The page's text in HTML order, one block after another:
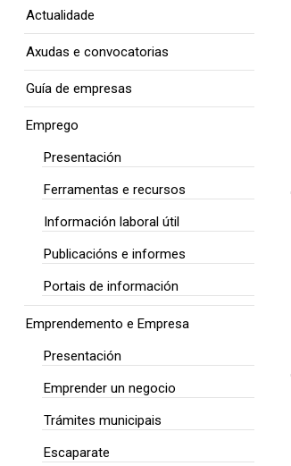
Actualidade
Axudas e convocatorias
Guía de empresas
Emprego
Presentación
Ferramentas e recursos
Información laboral útil
Publicacións e informes
Portais de información
Emprendemento e Empresa
Presentación
Emprender un negocio
Trámites municipais
Escaparate